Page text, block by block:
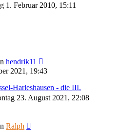
1. Februar 2010, 15:11
hendrik11
2021, 19:43
Harleshausen - die III.
23. August 2021, 22:08
Ralph